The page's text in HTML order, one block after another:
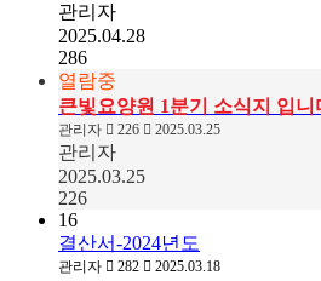
관리자
2025.04.28
286
열람중
큰빛요양원 1분기 소식지 입니
관리자 226 2025.03.25
관리자
2025.03.25
226
16
결산서-2024년도
관리자 282 2025.03.18